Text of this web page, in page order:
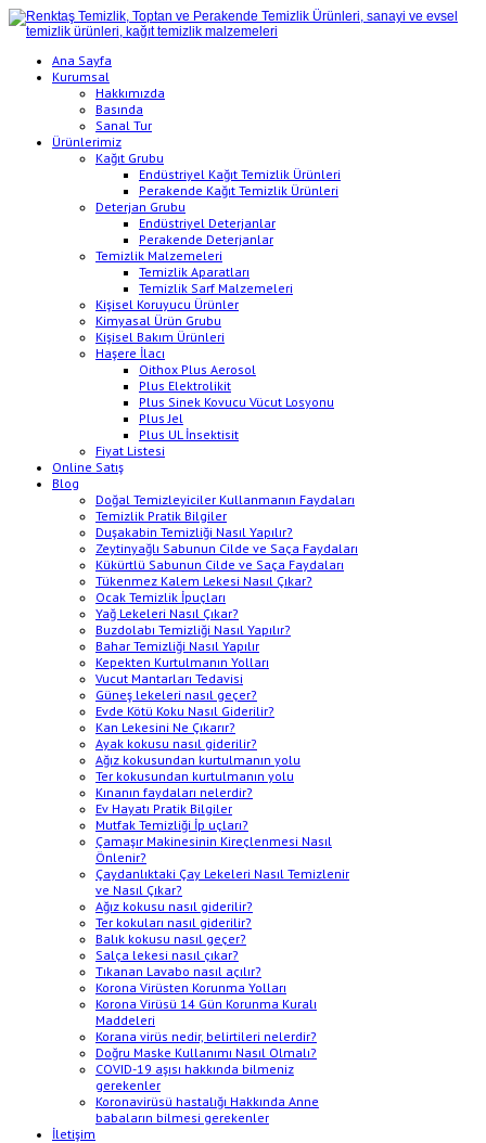
Ana Sayfa
Kurumsal
Hakkımızda
Basında
Sanal Tur
Ürünlerimiz
Kağıt Grubu
Endüstriyel Kağıt Temizlik Ürünleri
Perakende Kağıt Temizlik Ürünleri
Deterjan Grubu
Endüstriyel Deterjanlar
Perakende Deterjanlar
Temizlik Malzemeleri
Temizlik Aparatları
Temizlik Sarf Malzemeleri
Kişisel Koruyucu Ürünler
Kimyasal Ürün Grubu
Kişisel Bakım Ürünleri
Haşere İlacı
Oithox Plus Aerosol
Plus Elektrolikit
Plus Sinek Kovucu Vücut Losyonu
Plus Jel
Plus UL İnsektisit
Fiyat Listesi
Online Satış
Blog
Doğal Temizleyiciler Kullanmanın Faydaları
Temizlik Pratik Bilgiler
Duşakabin Temizliği Nasıl Yapılır?
Zeytinyağlı Sabunun Cilde ve Saça Faydaları
Kükürtlü Sabunun Cilde ve Saça Faydaları
Tükenmez Kalem Lekesi Nasıl Çıkar?
Ocak Temizlik İpuçları
Yağ Lekeleri Nasıl Çıkar?
Buzdolabı Temizliği Nasıl Yapılır?
Bahar Temizliği Nasıl Yapılır
Kepekten Kurtulmanın Yolları
Vucut Mantarları Tedavisi
Güneş lekeleri nasıl geçer?
Evde Kötü Koku Nasıl Giderilir?
Kan Lekesini Ne Çıkarır?
Ayak kokusu nasıl giderilir?
Ağız kokusundan kurtulmanın yolu
Ter kokusundan kurtulmanın yolu
Kınanın faydaları nelerdir?
Ev Hayatı Pratik Bilgiler
Mutfak Temizliği İp uçları?
Çamaşır Makinesinin Kireçlenmesi Nasıl
Önlenir?
Çaydanlıktaki Çay Lekeleri Nasıl Temizlenir
ve Nasıl Çıkar?
Ağız kokusu nasıl giderilir?
Ter kokuları nasıl giderilir?
Balık kokusu nasıl geçer?
Salça lekesi nasıl çıkar?
Tıkanan Lavabo nasıl açılır?
Korona Virüsten Korunma Yolları
Korona Virüsü 14 Gün Korunma Kuralı
Maddeleri
Korana virüs nedir, belirtileri nelerdir?
Doğru Maske Kullanımı Nasıl Olmalı?
COVID-19 aşısı hakkında bilmeniz
gerekenler
Koronavirüsü hastalığı Hakkında Anne
babaların bilmesi gerekenler
İletişim